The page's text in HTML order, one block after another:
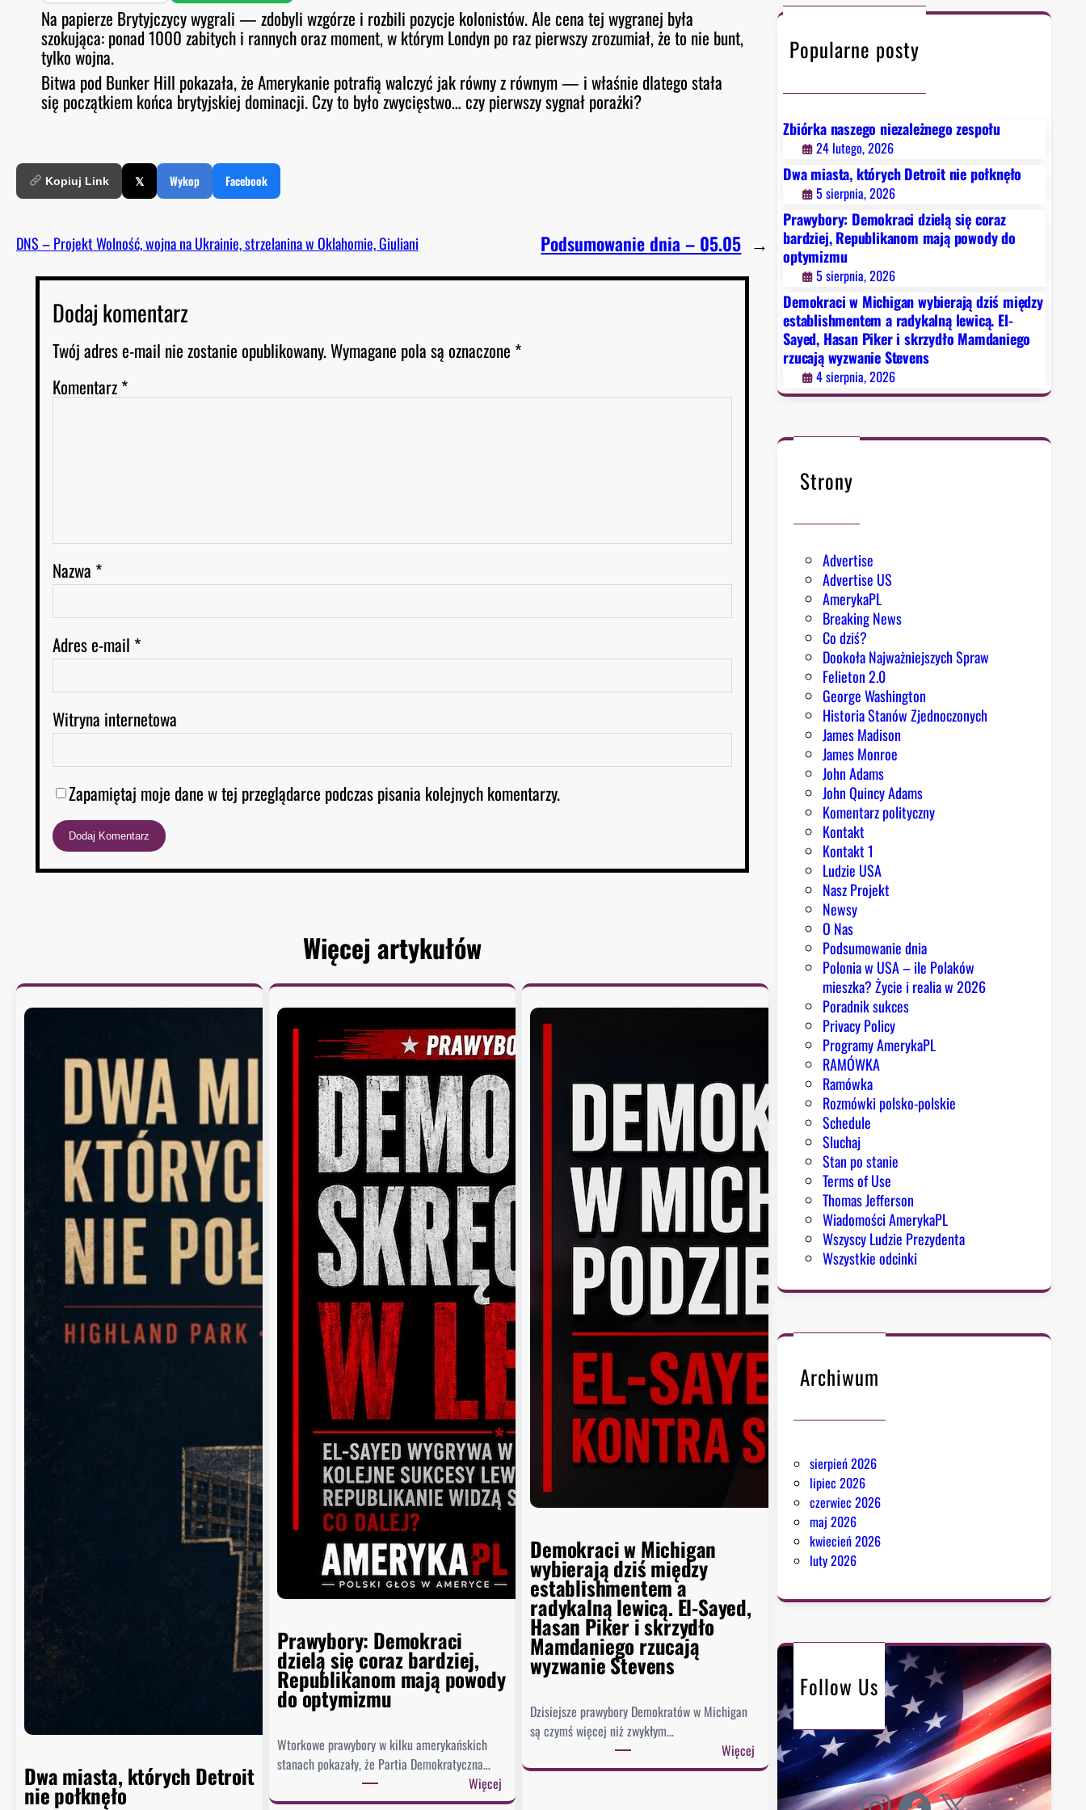
S
O
E
RSS FEED
LINK
EMBED
Na papierze Brytyjczycy wygrali — zdobyli wzgórze i rozbili pozycje kolonistów. Ale cena tej wygranej była
szokująca: ponad 1000 zabitych i rannych oraz moment, w którym Londyn po raz pierwszy zrozumiał, że to nie bunt,
tylko wojna.
Bitwa pod Bunker Hill pokazała, że Amerykanie potrafią walczyć jak równy z równym — i właśnie dlatego stała
się początkiem końca brytyjskiej dominacji. Czy to było zwycięstwo… czy pierwszy sygnał porażki?
Kopiuj Link 𝕏 Wykop Facebook
DNS – Projekt Wolność, wojna na Ukrainie, strzelanina w Oklahomie, Giuliani Podsumowanie dnia – 05.05 →
Dodaj komentarz
Twój adres e-mail nie zostanie opublikowany.Wymagane pola są oznaczone *
Komentarz*
Nazwa *
Adres e-mail *
Witryna internetowa
Zapamiętaj moje dane w tej przeglądarce podczas pisania kolejnych komentarzy.
Więcej artykułów
Dwa miasta, których Detroit
nie połknęło
Prawybory: Demokraci
dzielą się coraz bardziej,
Republikanom mają powody
do optymizmu
Wtorkowe prawybory w kilku amerykańskich
stanach pokazały, że Partia Demokratyczna…
Więcej
P
Demokraci w Michigan
wybierają dziś między
establishmentem a
radykalną lewicą. El-Sayed,
Hasan Piker i skrzydło
Mamdaniego rzucają
wyzwanie Stevens
Dzisiejsze prawybory Demokratów w Michigan
są czymś więcej niż zwykłym…
Więcej
D
Popularne posty
Zbiórka naszego niezależnego zespołu
24 lutego, 2026
Dwa miasta, których Detroit nie połknęło
5 sierpnia, 2026
Prawybory: Demokraci dzielą się coraz
bardziej, Republikanom mają powody do
optymizmu
5 sierpnia, 2026
Demokraci w Michigan wybierają dziś między
establishmentem a radykalną lewicą. El-
Sayed, Hasan Piker i skrzydło Mamdaniego
rzucają wyzwanie Stevens
4 sierpnia, 2026
Strony
Advertise
Advertise US
AmerykaPL
Breaking News
Co dziś?
Dookoła Najważniejszych Spraw
Felieton 2.0
George Washington
Historia Stanów Zjednoczonych
James Madison
James Monroe
John Adams
John Quincy Adams
Komentarz polityczny
Kontakt
Kontakt 1
Ludzie USA
Nasz Projekt
Newsy
O Nas
Podsumowanie dnia
Polonia w USA – ile Polaków
mieszka? Życie i realia w 2026
Poradnik sukces
Privacy Policy
Programy AmerykaPL
RAMÓWKA
Ramówka
Rozmówki polsko-polskie
Schedule
Sluchaj
Stan po stanie
Terms of Use
Thomas Jefferson
Wiadomości AmerykaPL
Wszyscy Ludzie Prezydenta
Wszystkie odcinki
Archiwum
sierpień 2026
lipiec 2026
czerwiec 2026
maj 2026
kwiecień 2026
luty 2026
Follow Us